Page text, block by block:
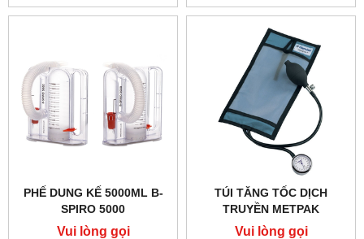
PHẾ DUNG KẾ 5000ML B-
SPIRO 5000
Vui lòng gọi
TÚI TĂNG TỐC DỊCH
TRUYỀN METPAK
Vui lòng gọi